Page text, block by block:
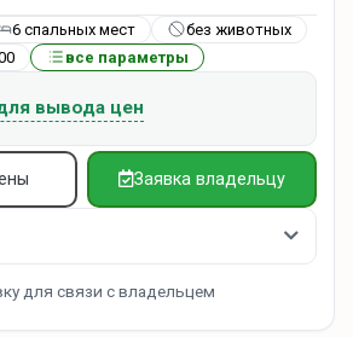
6 спальных мест
без животных
все параметры
вывода цен
Заявка владельцу
для связи с владельцем